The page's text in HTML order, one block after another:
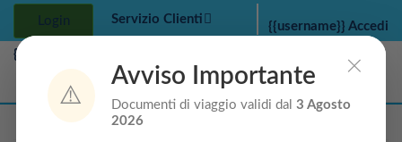
{{username}}
Login
{{username}}
Servizio Clienti
{{username}} Accedi
×
⚠️
Avviso Importante
Documenti di viaggio validi dal 3 Agosto
2026